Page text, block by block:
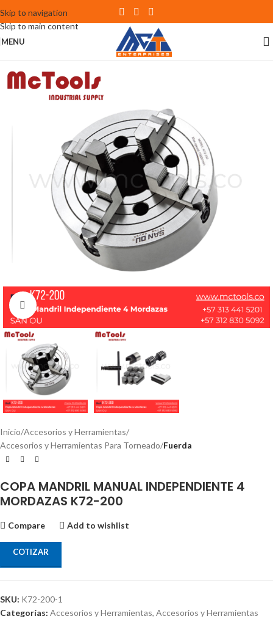
Skip to navigation
Skip to main content
MENU
Click to enlarge
Inicio Accesorios y Herramientas
Accesorios y Herramientas Para Torneado Fuerda
COPA MANDRIL MANUAL INDEPENDIENTE 4
MORDAZAS K72-200
Compare Add to wishlist
COTIZAR
SKU: K72-200-1
Categorías: Accesorios y Herramientas, Accesorios y Herramientas